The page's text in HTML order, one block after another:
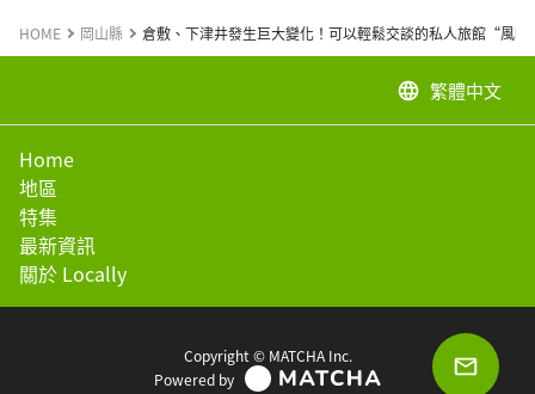
HOME 岡山縣 倉敷、下津井發生巨大變化！可以輕鬆交談的私人旅館“風
language 繁體中文
Home
地區
特集
最新資訊
關於 Locally
Copyright © MATCHA Inc.
Powered by